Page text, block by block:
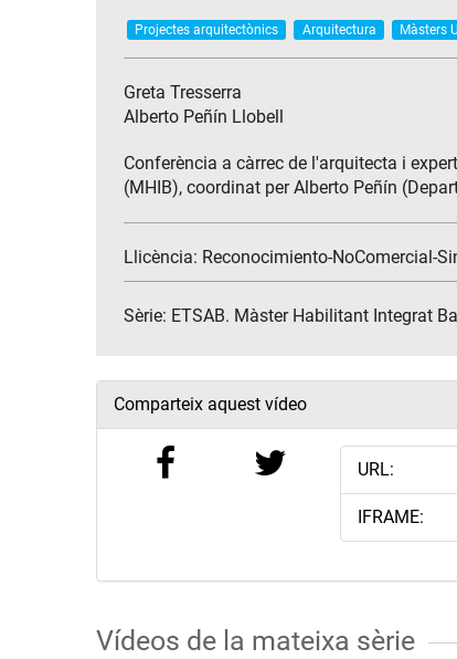
Projectes arquitectònics Arquitectura Màsters
Greta Tresserra
Alberto Peñín Llobell
Conferència a càrrec de l'arquitecta i
(MHIB), coordinat per Alberto Peñín
Llicència: Reconocimiento-NoComercial-
Sèrie: ETSAB. Màster Habilitant Integrat
Comparteix aquest vídeo
URL:
IFRAME:
Vídeos de la mateixa sèrie